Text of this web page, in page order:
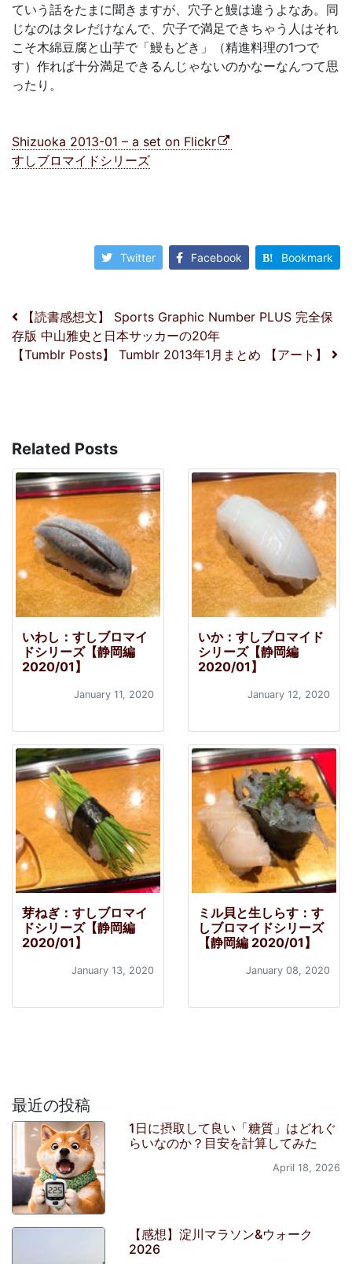
ていう話をたまに聞きますが、穴子と鰻は違うよなあ。同
じなのはタレだけなんで、穴子で満足できちゃう人はそれ
こそ木綿豆腐と山芋で「鰻もどき」（精進料理の1つで
す）作れば十分満足できるんじゃないのかなーなんつて思
ったり。
Shizuoka 2013-01 – a set on Flickr
すしブロマイドシリーズ
Twitter Facebook Bookmark
投稿ナビゲーション
【読書感想文】 Sports Graphic Number PLUS 完全保
存版 中山雅史と日本サッカーの20年
【Tumblr Posts】 Tumblr 2013年1月まとめ 【アート】
Related Posts
いわし：すしブロマイ
ドシリーズ【静岡編
2020/01】
January 11, 2020
いか：すしブロマイド
シリーズ【静岡編
2020/01】
January 12, 2020
芽ねぎ：すしブロマイ
ドシリーズ【静岡編
2020/01】
January 13, 2020
ミル貝と生しらす：す
しブロマイドシリーズ
【静岡編 2020/01】
January 08, 2020
最近の投稿
1日に摂取して良い「糖質」はどれぐ
らいなのか？目安を計算してみた
April 18, 2026
【感想】淀川マラソン&ウォーク
2026